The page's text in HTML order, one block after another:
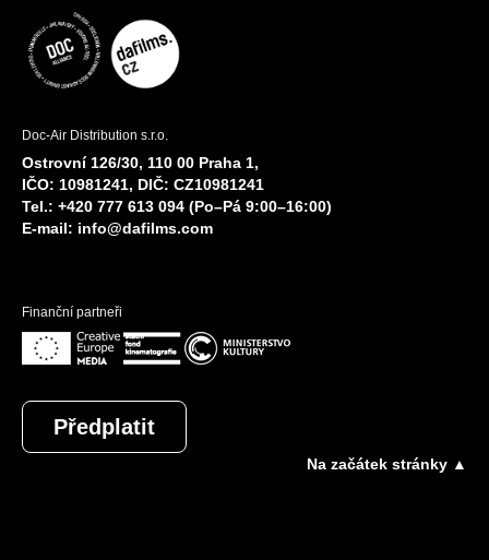
Doc-Air Distribution s.r.o.
Ostrovní 126/30, 110 00 Praha 1,
IČO: 10981241, DIČ: CZ10981241
Tel.: +420 777 613 094 (Po–Pá 9:00–16:00)
E-mail: info@dafilms.com
Finanční partneři
Předplatit
Na začátek stránky ▲